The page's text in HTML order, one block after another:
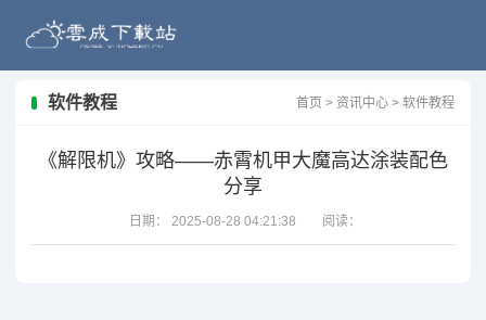
软件教程 首页 > 资讯中心 > 软件教程
《解限机》攻略——赤霄机甲大魔高达涂装配色
分享
日期： 2025-08-28 04:21:38 阅读：